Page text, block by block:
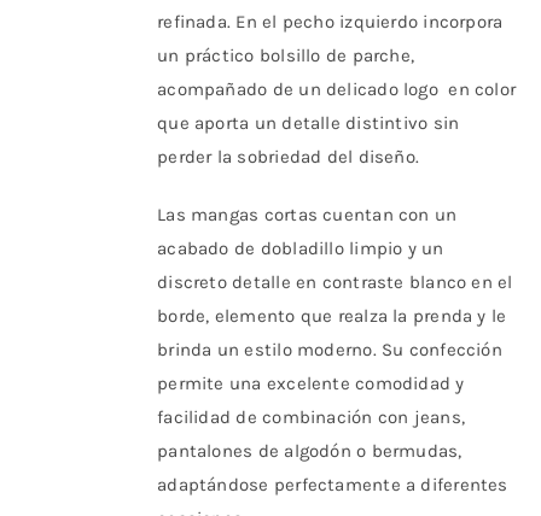
refinada. En el pecho izquierdo incorpora
un práctico bolsillo de parche,
acompañado de un delicado logo en color
que aporta un detalle distintivo sin
perder la sobriedad del diseño.
Las mangas cortas cuentan con un
acabado de dobladillo limpio y un
discreto detalle en contraste blanco en el
borde, elemento que realza la prenda y le
brinda un estilo moderno. Su confección
permite una excelente comodidad y
facilidad de combinación con jeans,
pantalones de algodón o bermudas,
adaptándose perfectamente a diferentes